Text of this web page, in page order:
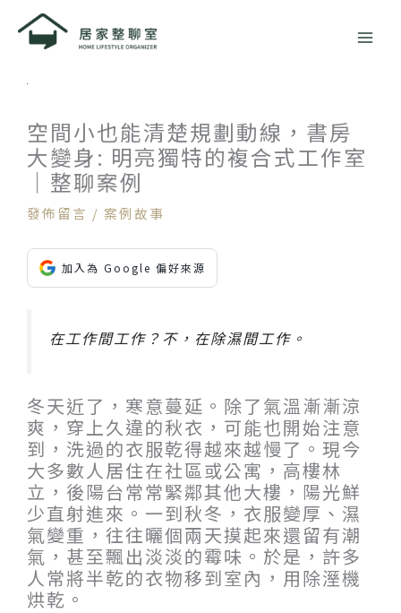
空間小也能清楚規劃動線，書房
大變身: 明亮獨特的複合式工作室
｜整聊案例
發佈留言 / 案例故事
加入為 Google 偏好來源
在工作間工作？不，在除濕間工作。
冬天近了，寒意蔓延。除了氣溫漸漸涼
爽，穿上久違的秋衣，可能也開始注意
到，洗過的衣服乾得越來越慢了。現今
大多數人居住在社區或公寓，高樓林
立，後陽台常常緊鄰其他大樓，陽光鮮
少直射進來。一到秋冬，衣服變厚、濕
氣變重，往往曬個兩天摸起來還留有潮
氣，甚至飄出淡淡的霉味。於是，許多
人常將半乾的衣物移到室內，用除溼機
烘乾。